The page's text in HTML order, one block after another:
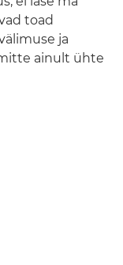
toad
ja
ainult ühte